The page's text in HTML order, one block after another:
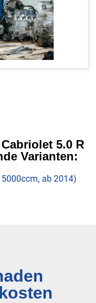
5.0 R
Varianten:
5000ccm, ab 2014)